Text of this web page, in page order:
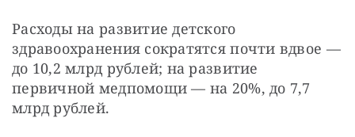
Расходы на развитие детского
здравоохранения сократятся почти вдвое —
до 10,2 млрд рублей; на развитие
первичной медпомощи — на 20%, до 7,7
млрд рублей.